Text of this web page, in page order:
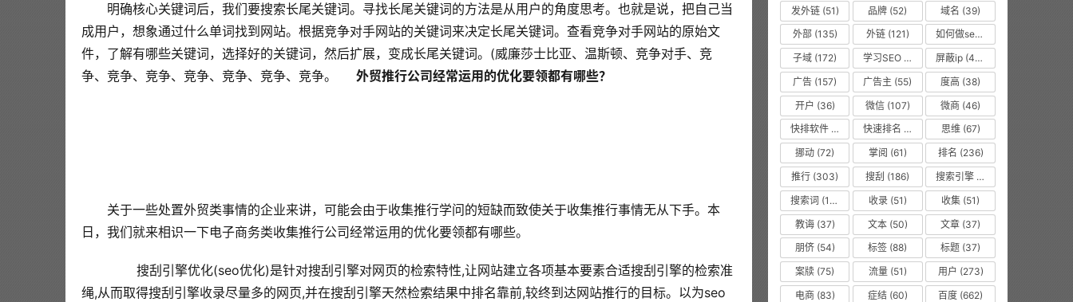
明确核心关键词后，我们要搜索长尾关键词。寻找长尾关键词的方法是从用户的角度思考。也就是说，把自己当
成用户，想象通过什么单词找到网站。根据竞争对手网站的关键词来决定长尾关键词。查看竞争对手网站的原始文
件，了解有哪些关键词，选择好的关键词，然后扩展，变成长尾关键词。(威廉莎士比亚、温斯顿、竞争对手、竞
争、竞争、竞争、竞争、竞争、竞争、竞争。
外贸推行公司经常运用的优化要领都有哪些？
关于一些处置外贸类事情的企业来讲，可能会由于收集推行学问的短缺而致使关于收集推行事情无从下手。本
日，我们就来相识一下电子商务类收集推行公司经常运用的优化要领都有哪些。
搜刮引擎优化(seo优化)是针对搜刮引擎对网页的检索特性,让网站建立各项基本要素合适搜刮引擎的检索准
绳,从而取得搜刮引擎收录尽量多的网页,并在搜刮引擎天然检索结果中排名靠前,较终到达网站推行的目标。以为seo
发外链(51) 品牌 (52) 域名 (39)
外部(135) 外链(121) 如何做seo优化
子域 (172) 学习SEO 屏蔽ip (475)
广告 (157) 广告主 (55) 度高 (38)
开户 (36) 微信(107) 微商 (46)
快排软件
快速排名 思维(67)
挪动 (72) 掌阅 (61) 排名 (236)
推行 (303) 搜刮 (186) 搜索引擎
搜索词 (156) 收录(51) 收集 (51)
教诲(37) 文本(50) 文章 (37)
朋侪(54) 标签 (88) 标题 (37)
案牍 (75) 流量(51) 用户 (273)
电商(83) 症结(60) 百度 (662)